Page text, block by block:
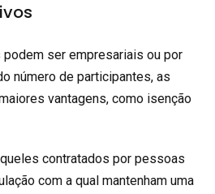
ser empresariais ou por
número de participantes, as
vantagens, como isenção
contratados por pessoas
com a qual mantenham uma